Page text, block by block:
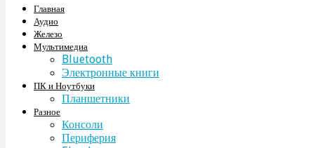
Главная
Аудио
Железо
Мультимедиа
Bluetooth
Электронные книги
ПК и Ноутбуки
Планшетники
Разное
Консоли
Периферия